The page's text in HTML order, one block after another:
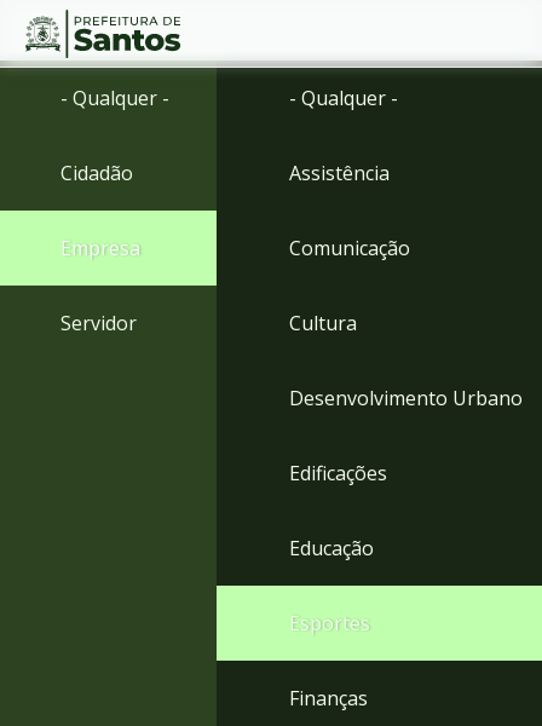
Ir
Ir
menu
Conteúdo
- Qualquer -
Cidadão
Empresa
Servidor
- Qualquer -
Assistência
Comunicação
Cultura
Desenvolvimento Urbano
Edificações
Educação
Esportes
Finanças